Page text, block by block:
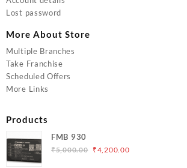
Lost password
More About Store
Multiple Branches
Take Franchise
Scheduled Offers
More Links
Products
FMB 930
₹5,000.00 Original
₹4,200.00Current